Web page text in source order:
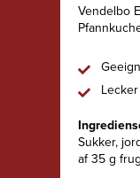
Vendelbo
Sukker,
af 35 g